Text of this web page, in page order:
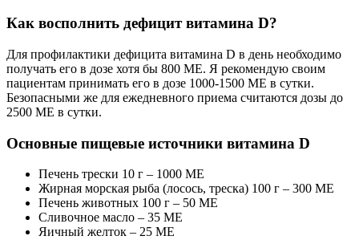
Как восполнить дефицит витамина D?
Для профилактики дефицита витамина D в день необходимо
получать его в дозе хотя бы 800 МЕ. Я рекомендую своим
пациентам принимать его в дозе 1000-1500 МЕ в сутки.
Безопасными же для ежедневного приема считаются дозы до
2500 МЕ в сутки.
Основные пищевые источники витамина D
Печень трески 10 г – 1000 МЕ
Жирная морская рыба (лосось, треска) 100 г – 300 МЕ
Печень животных 100 г – 50 МЕ
Сливочное масло – 35 МЕ
Яичный желток – 25 МЕ